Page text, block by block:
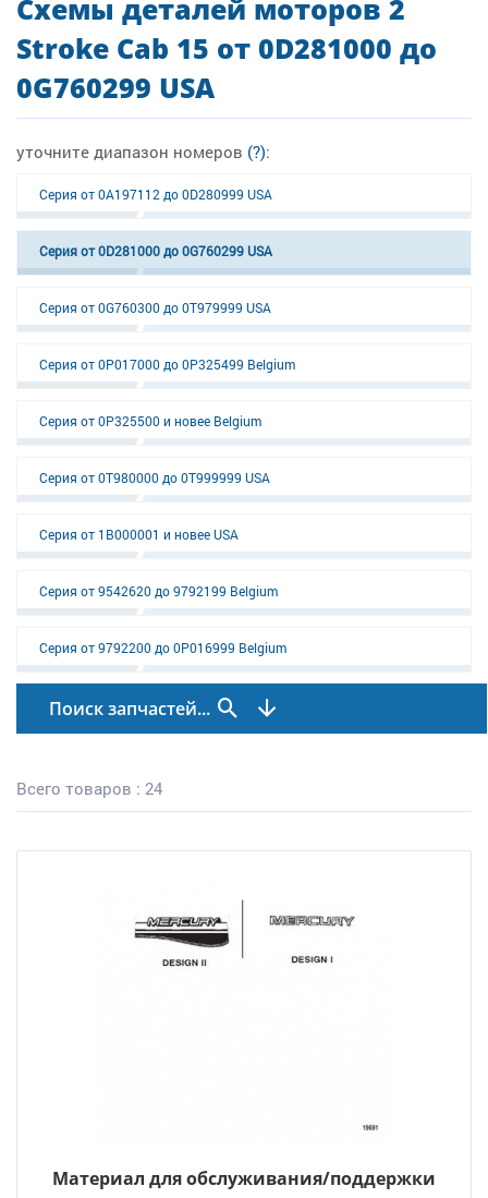
Схемы деталей моторов 2
Stroke Cab 15 от 0D281000 до
0G760299 USA
уточните диапазон номеров (?):
Серия от 0A197112 до 0D280999 USA
Серия от 0D281000 до 0G760299 USA
Серия от 0G760300 до 0T979999 USA
Серия от 0P017000 до 0P325499 Belgium
Серия от 0P325500 и новее Belgium
Серия от 0T980000 до 0T999999 USA
Серия от 1B000001 и новее USA
Серия от 9542620 до 9792199 Belgium
Серия от 9792200 до 0P016999 Belgium
Поиск запчастей...
Всего товаров : 24
Материал для обслуживания/поддержки